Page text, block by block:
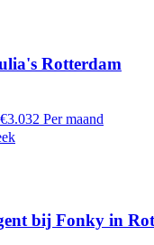
Rotterdam
Per maand
bij Fonky in